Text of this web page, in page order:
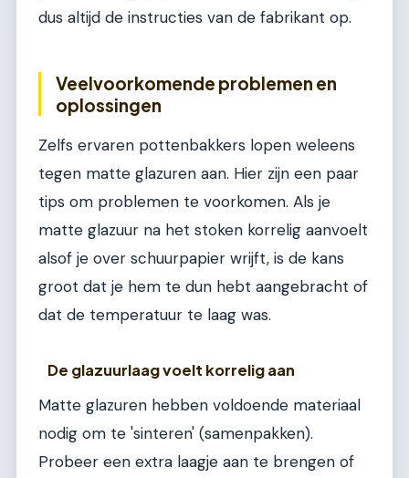
dus altijd de instructies van de fabrikant op.
Veelvoorkomende problemen en
oplossingen
Zelfs ervaren pottenbakkers lopen weleens
tegen matte glazuren aan. Hier zijn een paar
tips om problemen te voorkomen. Als je
matte glazuur na het stoken korrelig aanvoelt
alsof je over schuurpapier wrijft, is de kans
groot dat je hem te dun hebt aangebracht of
dat de temperatuur te laag was.
De glazuurlaag voelt korrelig aan
Matte glazuren hebben voldoende materiaal
nodig om te 'sinteren' (samenpakken).
Probeer een extra laagje aan te brengen of